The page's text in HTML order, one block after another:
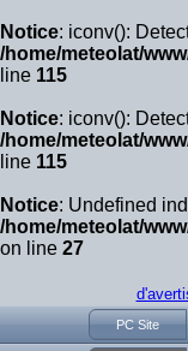
Notice: iconv():
/home/meteolat/
line 115
Notice: iconv():
/home/meteolat/
line 115
Notice: Undefined
/home/meteolat/
on line 27
PC Site